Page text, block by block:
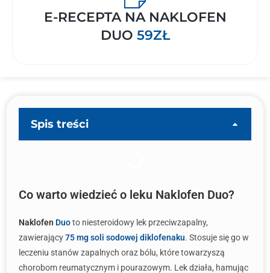
E-RECEPTA NA NAKLOFEN
DUO 59ZŁ
Spis treści
Co warto wiedzieć o leku Naklofen Duo?
Naklofen Duoto niesteroidowy lek przeciwzapalny,
zawierający75 mg soli sodowej diklofenaku. Stosuje się go w
leczeniu stanów zapalnych oraz bólu, które towarzyszą
chorobom reumatycznym i pourazowym. Lek działa, hamując